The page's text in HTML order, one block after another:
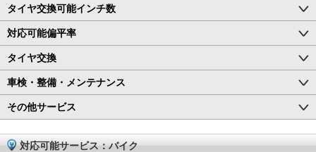
タイヤ交換可能インチ数
対応可能偏平率
タイヤ交換
車検・整備・メンテナンス
その他サービス
対応可能サービス：バイク